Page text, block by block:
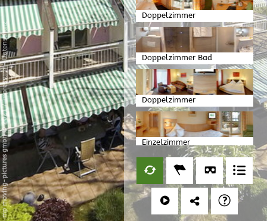
Doppelzimmer
Doppelzimmer Bad
Doppelzimmer
Einzelzimmer
mp moving-pictures gmbh © 2021
/
Impressum
-
Datenschutz